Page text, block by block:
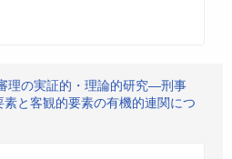
理の実証的・理論的研究―刑事
と客観的要素の有機的連関につ